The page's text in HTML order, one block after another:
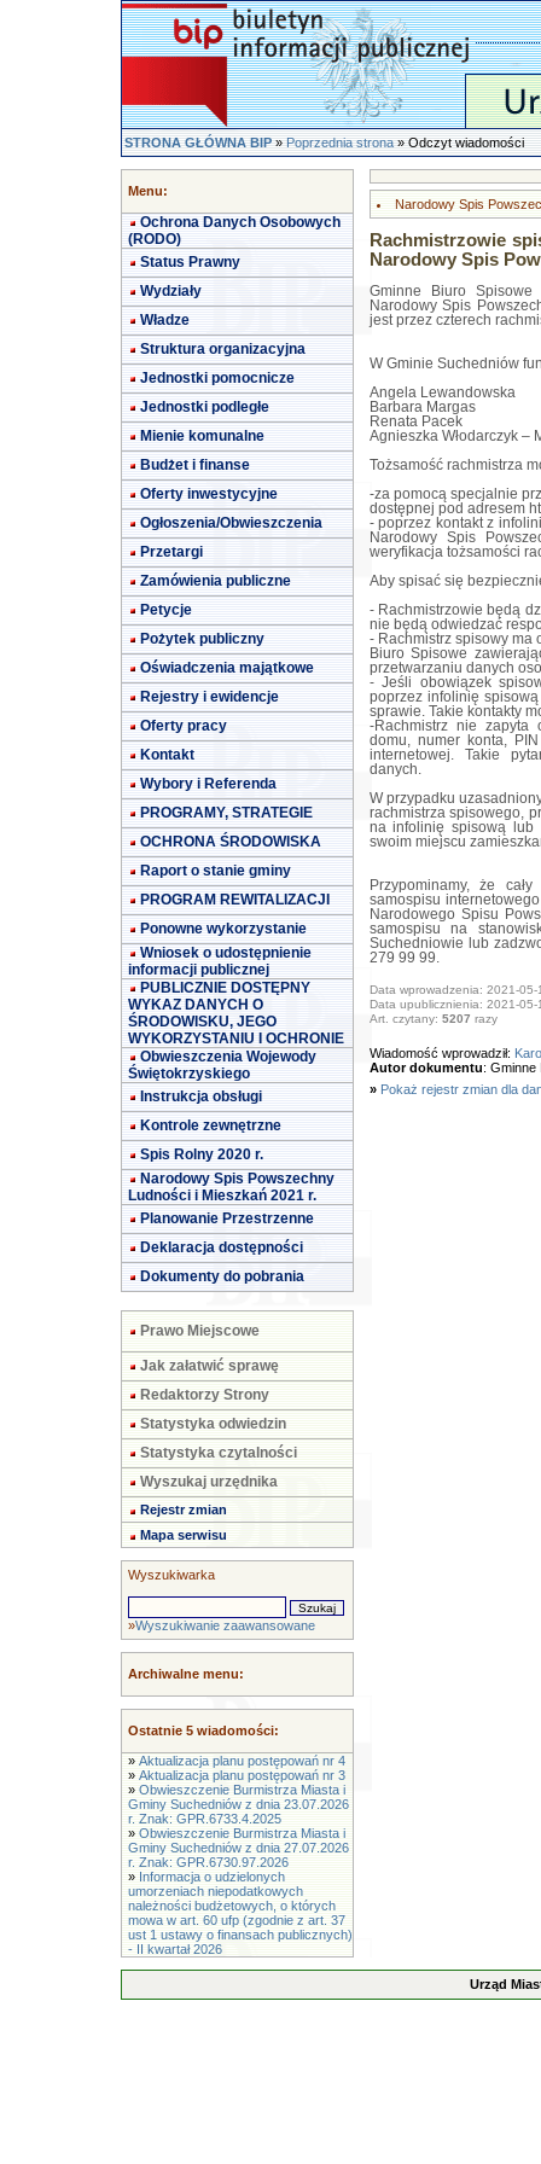
STRONA GŁÓWNA BIP»Poprzednia strona» Odczyt wiadomości
Menu:
Ochrona Danych Osobowych
(RODO)
Status Prawny
Wydziały
Władze
Struktura organizacyjna
Jednostki pomocnicze
Jednostki podległe
Mienie komunalne
Budżet i finanse
Oferty inwestycyjne
Ogłoszenia/Obwieszczenia
Przetargi
Zamówienia publiczne
Petycje
Pożytek publiczny
Oświadczenia majątkowe
Rejestry i ewidencje
Oferty pracy
Kontakt
Wybory i Referenda
PROGRAMY, STRATEGIE
OCHRONA ŚRODOWISKA
Raport o stanie gminy
PROGRAM REWITALIZACJI
Ponowne wykorzystanie
Wniosek o udostępnienie
informacji publicznej
PUBLICZNIE DOSTĘPNY
WYKAZ DANYCH O
ŚRODOWISKU, JEGO
WYKORZYSTANIU I OCHRONIE
Obwieszczenia Wojewody
Świętokrzyskiego
Instrukcja obsługi
Kontrole zewnętrzne
Spis Rolny 2020 r.
Narodowy Spis Powszechny
Ludności i Mieszkań 2021 r.
Planowanie Przestrzenne
Deklaracja dostępności
Dokumenty do pobrania
Prawo Miejscowe
Jak załatwić sprawę
Redaktorzy Strony
Statystyka odwiedzin
Statystyka czytalności
Wyszukaj urzędnika
Rejestr zmian
Mapa serwisu
Wyszukiwarka
»Wyszukiwanie zaawansowane
Archiwalne menu:
Ostatnie 5 wiadomości:
» Aktualizacja planu postępowań nr 4
» Aktualizacja planu postępowań nr 3
» Obwieszczenie Burmistrza Miasta i
Gminy Suchedniów z dnia 23.07.2026
r. Znak: GPR.6733.4.2025
» Obwieszczenie Burmistrza Miasta i
Gminy Suchedniów z dnia 27.07.2026
r. Znak: GPR.6730.97.2026
» Informacja o udzielonych
umorzeniach niepodatkowych
należności budżetowych, o których
mowa w art. 60 ufp (zgodnie z art. 37
ust 1 ustawy o finansach publicznych)
- II kwartał 2026
Narodowy Spis
Rachmistrzowie
Narodowy Spis
Gminne Biuro
Narodowy Spis
jest przez czterech
W Gminie Suchedniów
Angela Lewandowska
Barbara Margas
Renata Pacek
Agnieszka Włodarczyk –
Tożsamość rachmistrza
-za pomocą specjalnie
dostępnej pod adresem
- poprzez kontakt z
Narodowy Spis
weryfikacja tożsamości
Aby spisać się
- Rachmistrzowie będą
nie będą odwiedzać
- Rachmistrz spisowy ma
Biuro Spisowe
przetwarzaniu danych
- Jeśli obowiązek
poprzez infolinię
sprawie. Takie kontakty
-Rachmistrz nie zapyta
domu, numer konta,
internetowej. Takie
danych.
W przypadku
rachmistrza spisowego,
na infolinię spisową lub
swoim miejscu
Przypominamy, że
samospisu
Narodowego Spisu
samospisu na
Suchedniowie lub
279 99 99.
Data wprowadzenia: 2021-05-
Data upublicznienia: 2021-05-
Art. czytany: 5207 razy
Wiadomość wprowadził:
Autor dokumentu: Gminne
» Pokaż rejestr zmian dla
Urząd